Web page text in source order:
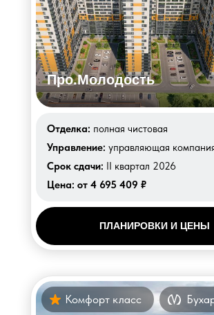
Комфорт класс
Про.Молодость
Цена: от 4 695 409 ₽
Срок сдачи: II квартал 2026
Управление: управляющая
Отделка: полная чистовая
ПЛАНИРОВКИ И ЦЕНЫ